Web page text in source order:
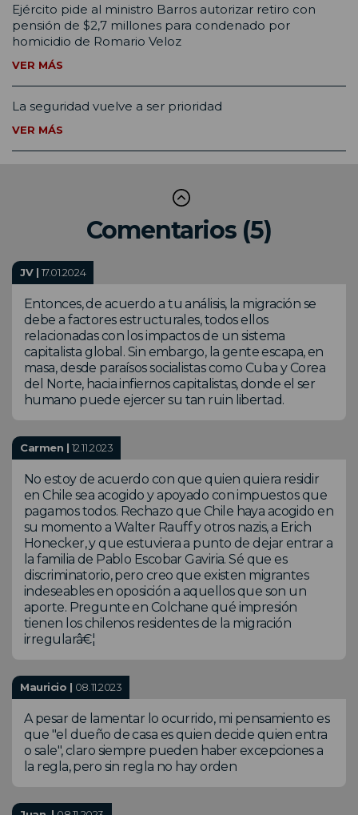
Ejército pide al ministro Barros autorizar retiro con
pensión de $2,7 millones para condenado por
homicidio de Romario Veloz
VER MÁS
La seguridad vuelve a ser prioridad
VER MÁS
Comentarios (5)
JV | 17.01.2024
Entonces, de acuerdo a tu análisis, la migración se
debe a factores estructurales, todos ellos
relacionadas con los impactos de un sistema
capitalista global. Sin embargo, la gente escapa, en
masa, desde paraísos socialistas como Cuba y Corea
del Norte, hacia infiernos capitalistas, donde el ser
humano puede ejercer su tan ruin libertad.
Carmen | 12.11.2023
No estoy de acuerdo con que quien quiera residir
en Chile sea acogido y apoyado con impuestos que
pagamos todos. Rechazo que Chile haya acogido en
su momento a Walter Rauff y otros nazis, a Erich
Honecker, y que estuviera a punto de dejar entrar a
la familia de Pablo Escobar Gaviria. Sé que es
discriminatorio, pero creo que existen migrantes
indeseables en oposición a aquellos que son un
aporte. Pregunte en Colchane qué impresión
tienen los chilenos residentes de la migración
irregularâ€¦
Mauricio | 08.11.2023
A pesar de lamentar lo ocurrido, mi pensamiento es
que "el dueño de casa es quien decide quien entra
o sale", claro siempre pueden haber excepciones a
la regla, pero sin regla no hay orden